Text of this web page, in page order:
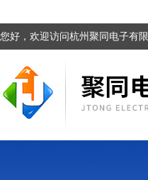
您好，欢迎访问杭州聚同电子有限